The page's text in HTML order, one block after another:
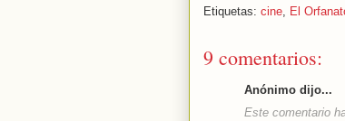
Etiquetas: cine, El
9 comentarios:
Anónimo dijo...
Este comentario